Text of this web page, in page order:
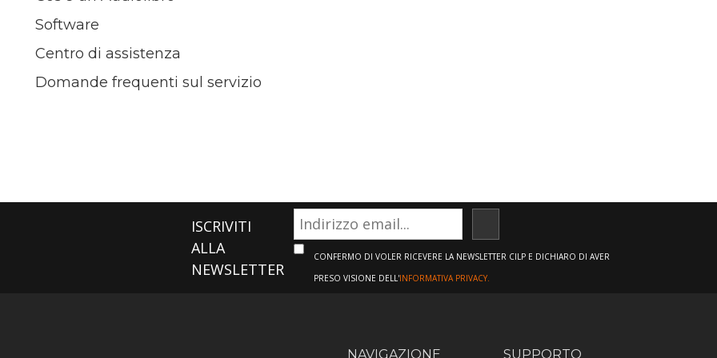
Software
Centro di assistenza
Domande frequenti sul servizio
ISCRIVITI
ALLA
NEWSLETTER
CONFERMO DI VOLER RICEVERE LA NEWSLETTER CILP E DICHIARO DI AVER
PRESO VISIONE DELL'INFORMATIVA PRIVACY.
NAVIGAZIONE SUPPORTO